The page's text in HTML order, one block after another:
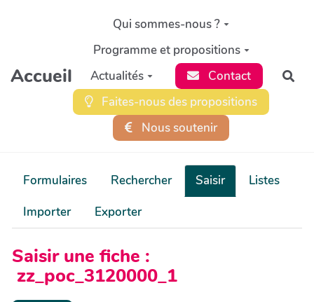
Aller au contenu principal
Accueil
Qui sommes-nous ?
Programme et propositions
Actualités
Contact
Faites-nous des propositions
Nous soutenir
Formulaires Rechercher Saisir
Listes
Importer
Exporter
Saisir une fiche :
zz_poc_3120000_1